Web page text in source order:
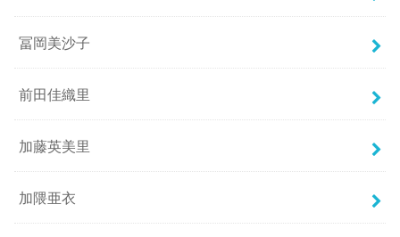
冨岡美沙子
前田佳織里
加藤英美里
加隈亜衣